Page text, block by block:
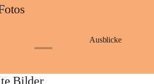
Ausblicke
Bilder